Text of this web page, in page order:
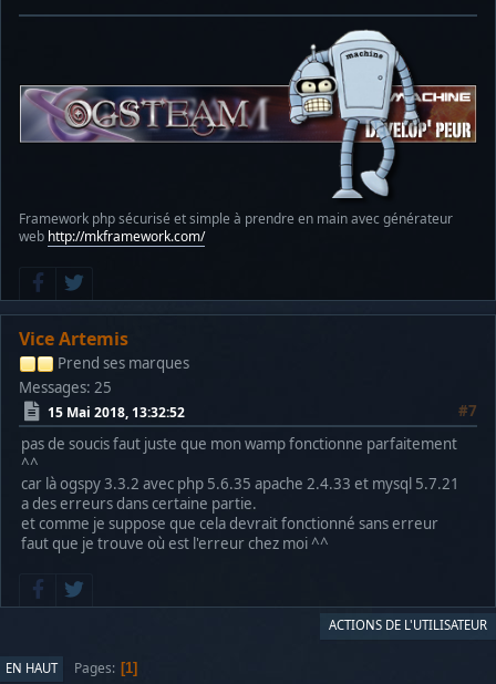
Framework php sécurisé et simple à prendre en main avec générateur
web http://mkframework.com/
Vice Artemis
Prend ses marques
Messages: 25
15 Mai 2018, 13:32:52
#7
pas de soucis faut juste que mon wamp fonctionne parfaitement
^^
car là ogspy 3.3.2 avec php 5.6.35 apache 2.4.33 et mysql 5.7.21
a des erreurs dans certaine partie.
et comme je suppose que cela devrait fonctionné sans erreur
faut que je trouve où est l'erreur chez moi ^^
ACTIONS DE L'UTILISATEUR
EN HAUT Pages 1